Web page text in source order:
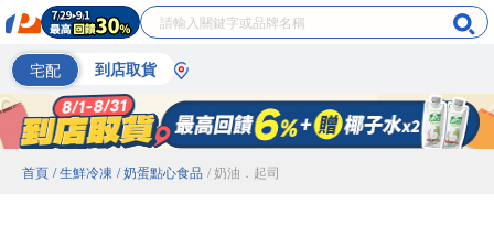
宅配 到店取貨
首頁 / 生鮮冷凍 / 奶蛋點心食品 / 奶油．起司